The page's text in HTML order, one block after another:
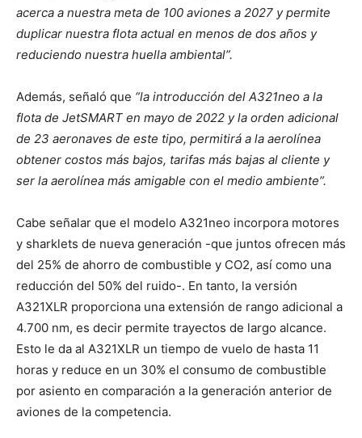
acerca a nuestra meta de 100 aviones a 2027 y permite
duplicar nuestra flota actual en menos de dos años y
reduciendo nuestra huella ambiental”.
Además, señaló que “la introducción del A321neo a la
flota de JetSMART en mayo de 2022 y la orden adicional
de 23 aeronaves de este tipo, permitirá a la aerolínea
obtener costos más bajos, tarifas más bajas al cliente y
ser la aerolínea más amigable con el medio ambiente”.
Cabe señalar que el modelo A321neo incorpora motores
y sharklets de nueva generación -que juntos ofrecen más
del 25% de ahorro de combustible y CO2, así como una
reducción del 50% del ruido-. En tanto, la versión
A321XLR proporciona una extensión de rango adicional a
4.700 nm, es decir permite trayectos de largo alcance.
Esto le da al A321XLR un tiempo de vuelo de hasta 11
horas y reduce en un 30% el consumo de combustible
por asiento en comparación a la generación anterior de
aviones de la competencia.